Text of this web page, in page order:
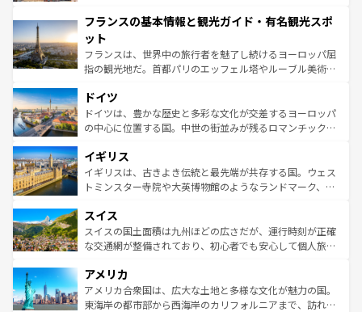
ませてくれるイタリアで、忘れられない旅をしてみよう！
なお、新着のイタリア情報は
しい。
文化が根付くこの国では、情熱的なフラメンコ、熱気あふ
れる闘牛、そして美味しいタパスが生活の一部となってい
る。首都マドリードの洗練された雰囲気や、バルセロナの
アートに溢れた街角から、地方では古代ローマ遺跡や中世
せる。地方によって風土や気候が異なるスペインはその個
性で訪れる人を魅了する。 なお、新着のスペイン情報は コ
ンテンツ一覧を参照してほしい。
フランスの基本情報と観光ガイド・有名観光スポ
ット
フランスは、世界中の旅行者を魅了し続けるヨーロッパ屈
指の観光地だ。首都パリのエッフェル塔やルーブル美術館
で、幅広い魅力が詰まっている。華麗な宮殿、歴史的な大
聖堂、美しいビーチ、そして豊かな自然が、訪れる者を心
から魅了する。また、フランスは美食の国としても知ら
いる。シャンパンの発祥地であるランス、プロヴァンスの
香り高いラベンダー畑など、多彩な楽しみ方が可能だ。さ
らに、パリ以外の地域にも魅力が溢れており、どの街角に
れる地方に足を運ぶとそれぞれで全く異なる文化を体験で
きるだろう。 なお、新着のフランス情報はコンテンツ一覧
を参照してほしい。
ドイツ
ドイツは、豊かな歴史と多彩な文化が交差するヨーロッパ
の中心に位置する国。中世の街並みが残るロマンチック街
顔を持つこの国は、どこを歩いても飽きることがない。ベ
ルリンの文化的活気、バイエルン州のアルプスの絶景、そ
してライン川沿いのワイン畑といった風景は必見。ビール
は、お酒好きな人にはぜひ体験してほしい。 なお、新着の
ドイツ情報はコンテンツ一覧を参照してほしい。
イギリス
イギリスは、古きよき伝統と最先端が共存する国。ウェス
トミンスター寺院や大英博物館のようなランドマーク、歴
リアごとに異なる魅力がある。また、優雅なアフタヌーン
ティー、ビール好きにはたまらない英国パブ、サッカー観
戦など、本場だからこそできる体験も豊富。イギリスを旅
ンツ一覧を参照してほしい。
スイス
スイスの国土面積は九州ほどの広さだが、運行時刻が正確
な交通網が整備されており、初心者でも安心して個人旅行
の建物がそのまま残る町や、スイスならではのユニークな
博物館もあり、アルプス観光だけでなく町歩きも満喫する
ことができる。国民の所得が高いため物価も高いが、旅行
アメリカ
アメリカ合衆国は、広大な土地と多様な文化が魅力の国。
東海岸の都市部から西海岸のカリフォルニアまで、訪れる